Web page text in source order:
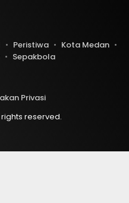
Peristiwa
Kota Medan
Sepakbola
Privasi
reserved.